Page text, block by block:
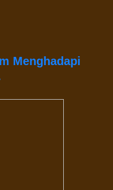
Menghadapi